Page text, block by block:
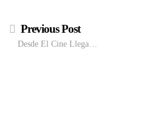
Previous Post
Desde El Cine Llega…